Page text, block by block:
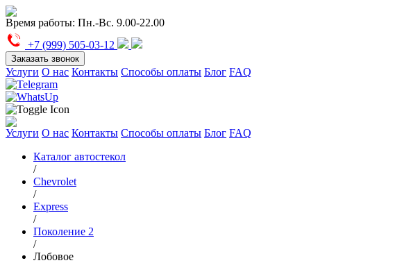
Время работы: Пн.-Вс. 9.00-22.00
+7 (999) 505-03-12
Заказать звонок
Услуги О нас Контакты Способы оплаты Блог FAQ
Услуги О нас Контакты Способы оплаты Блог FAQ
Каталог автостекол
/
Chevrolet
/
Express
/
Поколение 2
/
Лобовое